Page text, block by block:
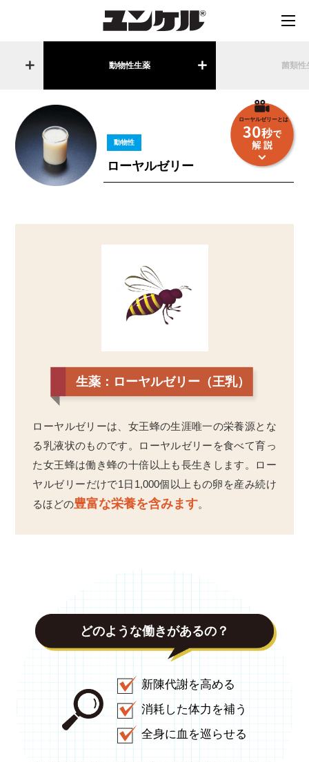
動物性生薬 菌類性
動物性
ローヤルゼリー
ローヤルゼリーとは
生薬：ローヤルゼリー（王乳）
ローヤルゼリーは、女王蜂の生涯唯一の栄養源とな
る乳液状のものです。ローヤルゼリーを食べて育っ
た女王蜂は働き蜂の十倍以上も長生きします。ロー
ヤルゼリーだけで1日1,000個以上もの卵を産み続け
るほどの豊富な栄養を含みます。
どのような働きがあるの？
新陳代謝を高める
消耗した体力を補う
全身に血を巡らせる